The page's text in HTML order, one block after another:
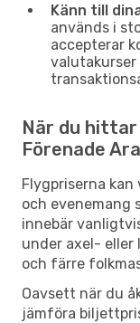
Känn till
används i
accepterar
När du
Förenade
Flygpriserna
och evenemang
innebär
under axel- eller
och färre
Oavsett när du
jämföra